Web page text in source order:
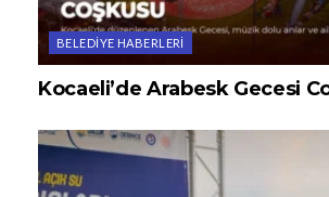
BELEDIYE HABERLERI
Kocaeli’de Arabesk Gecesi